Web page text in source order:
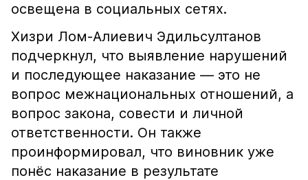
освещена в социальных сетях.
Хизри Лом-Алиевич Эдильсултанов
подчеркнул, что выявление нарушений
и последующее наказание — это не
вопрос межнациональных отношений, а
вопрос закона, совести и личной
ответственности. Он также
проинформировал, что виновник уже
понёс наказание в результате